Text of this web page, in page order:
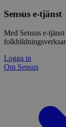
Sensus e-tjänst
Med Sensus e-
Logga in
Om Sensus